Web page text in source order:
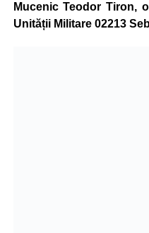
Mucenic Teodor Tiron,
Unității Militare 02213